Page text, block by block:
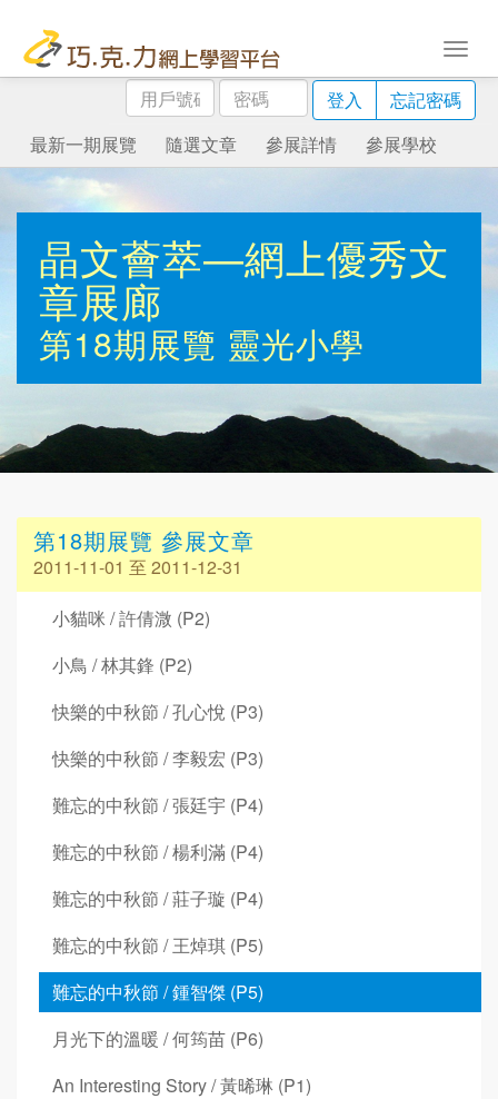
用
戶
號
碼
密
碼
登入
忘記密碼
最新一期展覽
隨選文章 參展詳情 參展學校
晶文薈萃—網上優秀文
章展廊
第18期展覽 靈光小學
第18期展覽 參展文章
2011-11-01 至 2011-12-31
小貓咪 / 許倩溦 (P2)
小鳥 / 林其鋒 (P2)
快樂的中秋節 / 孔心悅 (P3)
快樂的中秋節 / 李毅宏 (P3)
難忘的中秋節 / 張廷宇 (P4)
難忘的中秋節 / 楊利滿 (P4)
難忘的中秋節 / 莊子璇 (P4)
難忘的中秋節 / 王焯琪 (P5)
難忘的中秋節 / 鍾智傑 (P5)
月光下的溫暖 / 何筠苗 (P6)
An Interesting Story / 黃晞琳 (P1)